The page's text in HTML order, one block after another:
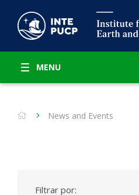
MENU
News and Events
Filtrar por: